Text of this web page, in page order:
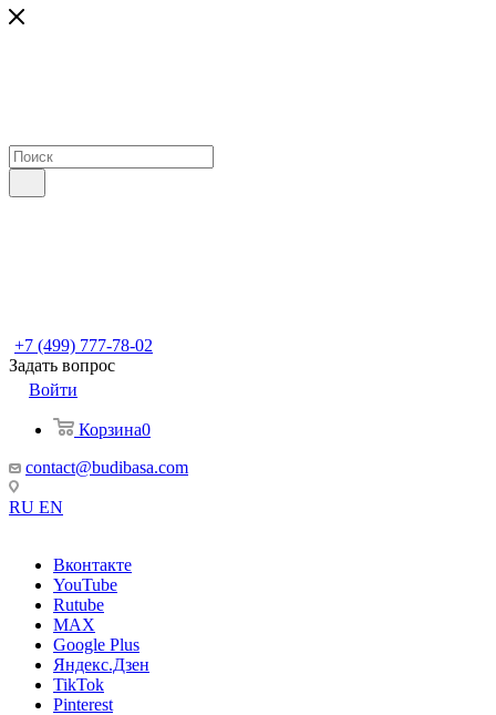
+7 (499) 777-78-02
Задать вопрос
Войти
Корзина0
contact@budibasa.com
RU EN
Вконтакте
YouTube
Rutube
MAX
Google Plus
Яндекс.Дзен
TikTok
Pinterest